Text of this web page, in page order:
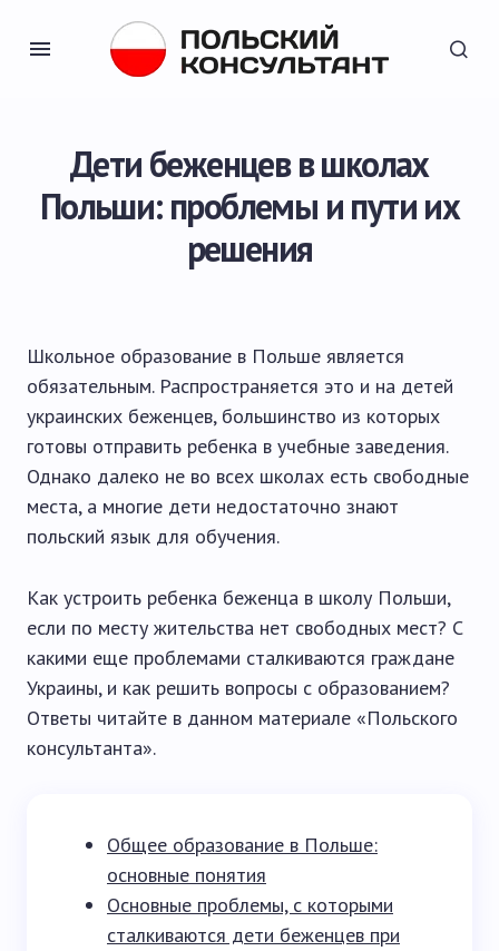
Дети беженцев в школах
Польши: проблемы и пути их
решения
Школьное образование в Польше является
обязательным. Распространяется это и на детей
украинских беженцев, большинство из которых
готовы отправить ребенка в учебные заведения.
Однако далеко не во всех школах есть свободные
места, а многие дети недостаточно знают
польский язык для обучения.
Как устроить ребенка беженца в школу Польши,
если по месту жительства нет свободных мест? С
какими еще проблемами сталкиваются граждане
Украины, и как решить вопросы с образованием?
Ответы читайте в данном материале «Польского
консультанта».
Общее образование в Польше:
основные понятия
Основные проблемы, с которыми
сталкиваются дети беженцев при